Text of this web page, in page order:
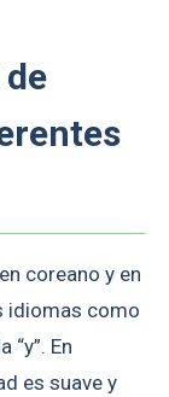
coreano y en
idiomas como
En
es suave y